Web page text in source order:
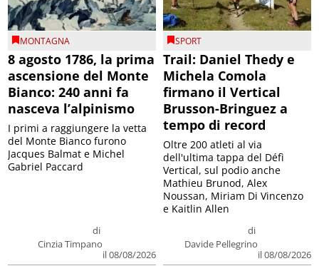
MONTAGNA
8 agosto 1786, la prima
ascensione del Monte
Bianco: 240 anni fa
nasceva l’alpinismo
di
Cinzia Timpano
il 08/08/2026
I primi a raggiungere la vetta
del Monte Bianco furono
Jacques Balmat e Michel
Gabriel Paccard
SPORT
Trail: Daniel Thedy e
Michela Comola
firmano il Vertical
Brusson-Bringuez a
tempo di record
di
Davide Pellegrino
il 08/08/2026
Oltre 200 atleti al via
dell'ultima tappa del Défì
Vertical, sul podio anche
Mathieu Brunod, Alex
Noussan, Miriam Di Vincenzo
e Kaitlin Allen